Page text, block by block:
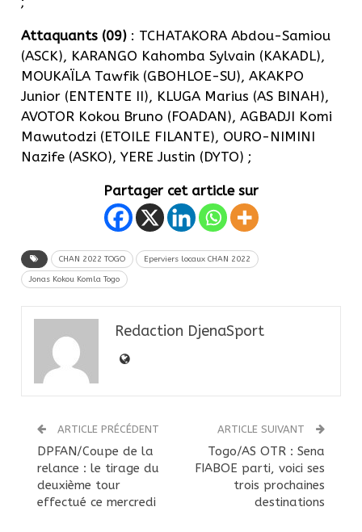
Attaquants (09) : TCHATAKORA Abdou-Samiou
(ASCK), KARANGO Kahomba Sylvain (KAKADL),
MOUKAÏLA Tawfik (GBOHLOE-SU), AKAKPO
Junior (ENTENTE II), KLUGA Marius (AS BINAH),
AVOTOR Kokou Bruno (FOADAN), AGBADJI Komi
Mawutodzi (ETOILE FILANTE), OURO-NIMINI
Nazife (ASKO), YERE Justin (DYTO) ;
Partager cet article sur
CHAN 2022 TOGO Eperviers locaux CHAN 2022
Jonas Kokou Komla Togo
Redaction DjenaSport
ARTICLE PRÉCÉDENT
DPFAN/Coupe de la
relance : le tirage du
deuxième tour
effectué ce mercredi
ARTICLE SUIVANT
Togo/AS OTR : Sena
FIABOE parti, voici ses
trois prochaines
destinations